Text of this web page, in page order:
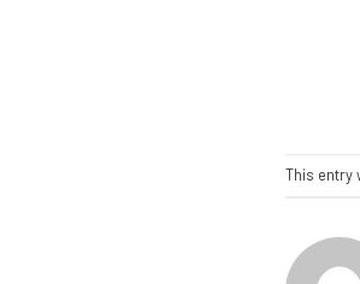
This entry